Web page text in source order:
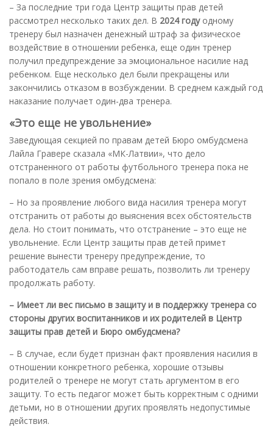
– За последние три года Центр защиты прав детей
рассмотрел несколько таких дел. В 2024 годуодному
тренеру был назначен денежный штраф за физическое
воздействие в отношении ребенка, еще один тренер
получил предупреждение за эмоциональное насилие над
ребенком. Еще несколько дел были прекращены или
закончились отказом в возбуждении. В среднем каждый год
наказание получает один-два тренера.
«Это еще не увольнение»
Заведующая секцией по правам детей Бюро омбудсмена
Лайла Гравере сказала «МК-Латвии», что дело
отстраненного от работы футбольного тренера пока не
попало в поле зрения омбудсмена:
– Но за проявление любого вида насилия тренера могут
отстранить от работы до выяснения всех обстоятельств
дела. Но стоит понимать, что отстранение – это еще не
увольнение. Если Центр защиты прав детей примет
решение вынести тренеру предупреждение, то
работодатель сам вправе решать, позволить ли тренеру
продолжать работу.
– Имеет ли вес письмо в защиту и в поддержку тренера со
стороны других воспитанников и их родителей в Центр
защиты прав детей и Бюро омбудсмена?
– В случае, если будет признан факт проявления насилия в
отношении конкретного ребенка, хорошие отзывы
родителей о тренере не могут стать аргументом в его
защиту. То есть педагог может быть корректным с одними
детьми, но в отношении других проявлять недопустимые
действия.